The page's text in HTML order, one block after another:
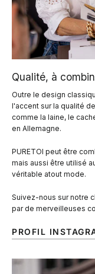
Qualité, à
Outre le design
l'accent sur la qualité
comme la laine, le
en Allemagne.
PURETOI peut être
mais aussi être utilisé
véritable atout mode.
Suivez-nous sur notre
par de merveilleuses
PROFIL